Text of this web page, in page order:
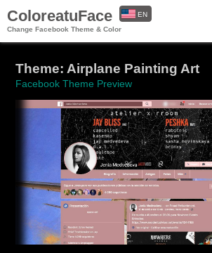
ColoreatuFace
Change Facebook Theme & Color
EN
Theme: Airplane Painting Art
Facebook Theme Preview